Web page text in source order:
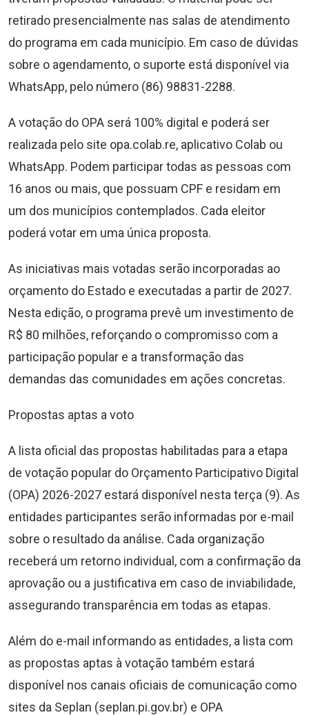
retirado presencialmente nas salas de atendimento
do programa em cada município. Em caso de dúvidas
sobre o agendamento, o suporte está disponível via
WhatsApp, pelo número (86) 98831-2288.
A votação do OPA será 100% digital e poderá ser
realizada pelo site opa.colab.re, aplicativo Colab ou
WhatsApp. Podem participar todas as pessoas com
16 anos ou mais, que possuam CPF e residam em
um dos municípios contemplados. Cada eleitor
poderá votar em uma única proposta.
As iniciativas mais votadas serão incorporadas ao
orçamento do Estado e executadas a partir de 2027.
Nesta edição, o programa prevê um investimento de
R$ 80 milhões, reforçando o compromisso com a
participação popular e a transformação das
demandas das comunidades em ações concretas.
Propostas aptas a voto
A lista oficial das propostas habilitadas para a etapa
de votação popular do Orçamento Participativo Digital
(OPA) 2026-2027 estará disponível nesta terça (9). As
entidades participantes serão informadas por e-mail
sobre o resultado da análise. Cada organização
receberá um retorno individual, com a confirmação da
aprovação ou a justificativa em caso de inviabilidade,
assegurando transparência em todas as etapas.
Além do e-mail informando as entidades, a lista com
as propostas aptas à votação também estará
disponível nos canais oficiais de comunicação como
sites da Seplan (seplan.pi.gov.br) e OPA